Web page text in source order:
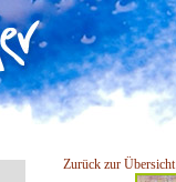
Zurück zur Übersicht